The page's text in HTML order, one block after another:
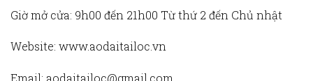
Giờ mở cửa: 9h00 đến 21h00 Từ thứ 2 đến Chủ nhật
Website: www.aodaitailoc.vn
Email: aodaitailoc@gmail.com